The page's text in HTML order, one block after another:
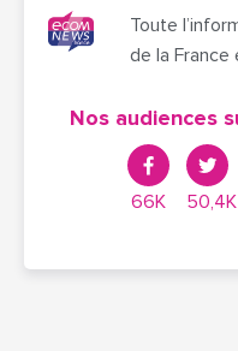
Toute
de la France
Nos audiences
66K 50,4K